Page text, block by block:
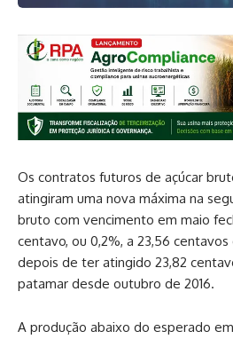
Os contratos futuros de açúcar
atingiram uma nova máxima na
bruto com vencimento em maio
centavo, ou 0,2%, a 23,56
depois de ter atingido 23,82
patamar desde outubro de 2016.
A produção abaixo do esperado